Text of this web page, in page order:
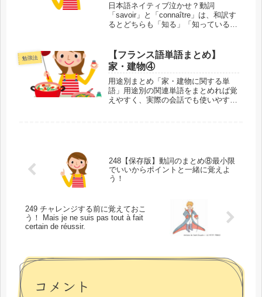
日本語ネイティブ泣かせ？動詞
「savoir」と「connaître」は、和訳す
るとどちらも「知る」「知っている」
い分けに苦労してしまいます。さら
に、あえて使い分けない場合も...
勉強法
【フランス語単語まとめ】
家・建物④
用途別まとめ「家・建物に関する単
語」用途別の関連単語をまとめれば覚
えやすく、実際の会話でも使いやすく
248【保存版】動詞のまとめ⑧最小限
でいいからポイントと一緒に覚えよ
う！
249 チャレンジする前に覚えておこ
う！ Mais je ne suis pas tout à fait
certain de réussir.
コメント